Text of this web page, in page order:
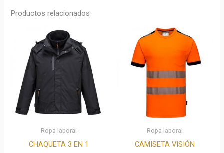
Productos relacionados
Ropa laboral
CHAQUETA 3 EN 1
Ropa laboral
CAMISETA VISIÓN